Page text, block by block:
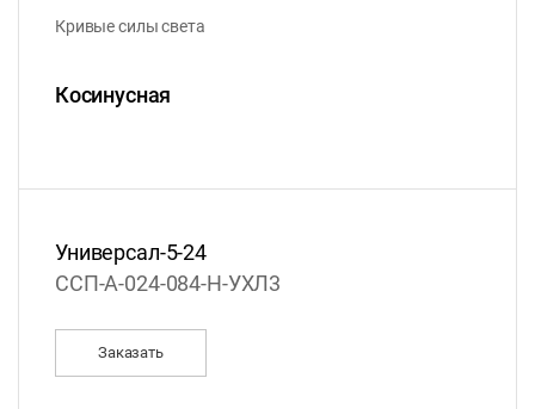
Кривые силы света
Косинусная
Универсал-5-24
ССП-А-024-084-Н-УХЛ3
Заказать